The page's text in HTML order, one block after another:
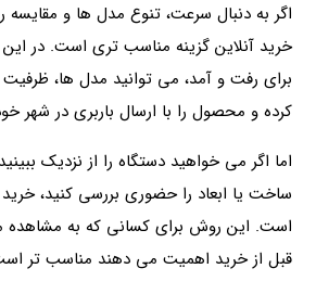
اگر به دنبال سرعت، تنوع مدل‌ ها و
خرید آنلاین گزینه مناسب‌ تری است. در
برای رفت‌ و آمد، می‌ توانید مدل‌ ها،
کرده و محصول را با ارسال باربری در شهر
اما اگر می‌ خواهید دستگاه را از نزدیک
ساخت یا ابعاد را حضوری بررسی کنید،
است. این روش برای کسانی که به مشاهده
قبل از خرید اهمیت می‌ دهند مناسب‌ تر